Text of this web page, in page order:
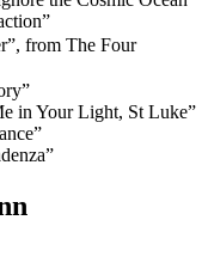
from The Four
in Your Light, St Luke”